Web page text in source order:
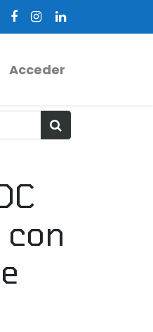
Acceder
con